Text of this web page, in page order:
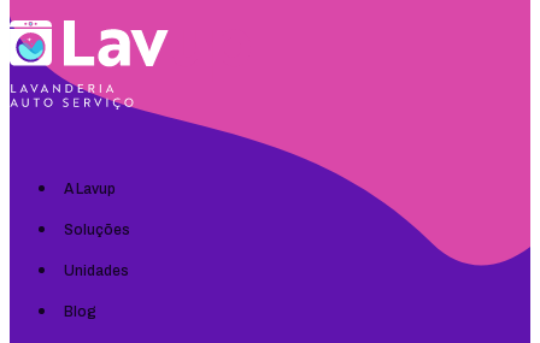
A Lavup
Soluções
Unidades
Blog